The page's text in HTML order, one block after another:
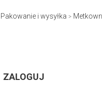
Pakowanie i wysyłka >
ZALOGUJ